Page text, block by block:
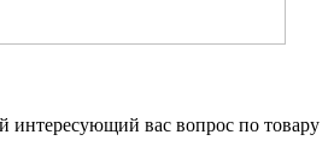
интересующий вас вопрос по товару